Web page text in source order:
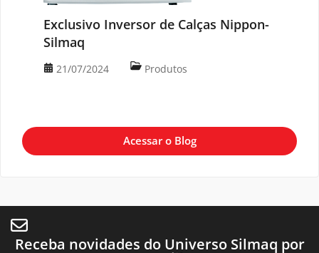
Exclusivo Inversor de Calças Nippon-
Silmaq
21/07/2024 Produtos
Acessar o Blog
Receba novidades do Universo Silmaq por